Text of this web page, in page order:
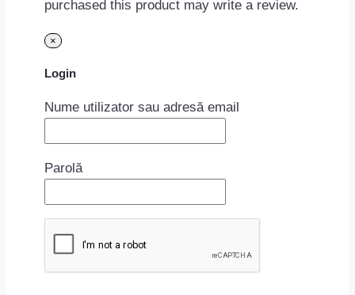
purchased this product may write a review.
×
Login
Nume utilizator sau adresă email
Parolă